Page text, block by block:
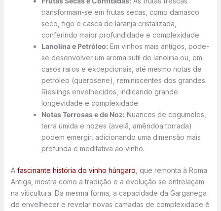
transformam-se em frutas secas, como damasco
seco, figo e casca de laranja cristalizada,
conferindo maior profundidade e complexidade.
Lanolina e Petróleo:Em vinhos mais antigos, pode-
se desenvolver um aroma sutil de lanolina ou, em
casos raros e excepcionais, até mesmo notas de
petróleo (querosene), reminiscentes dos grandes
Rieslings envelhecidos, indicando grande
longevidade e complexidade.
Notas Terrosas e de Noz:Nuances de cogumelos,
terra úmida e nozes (avelã, amêndoa torrada)
podem emergir, adicionando uma dimensão mais
profunda e meditativa ao vinho.
A fascinante história do vinho húngaro , que remonta à Roma
Antiga, mostra como a tradição e a evolução se entrelaçam
na viticultura. Da mesma forma, a capacidade da Garganega
de envelhecer e revelar novas camadas de complexidade é